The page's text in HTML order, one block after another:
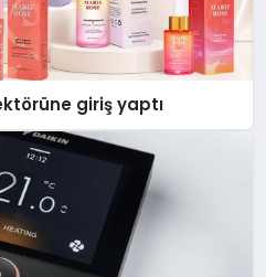
giriş yaptı